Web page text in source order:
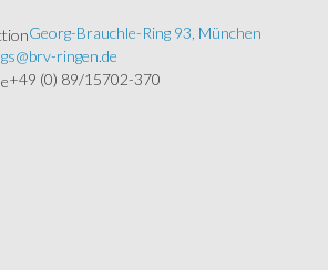
Georg-Brauchle-Ring 93, München
gs@brv-ringen.de
+49 (0) 89/15702-370